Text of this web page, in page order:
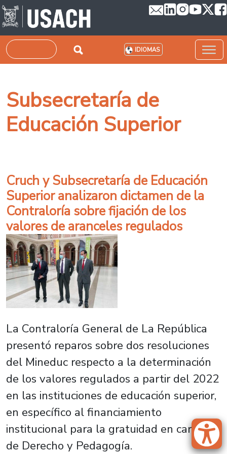
Pasar al contenido principal
Buscar IDIOMAS
Subsecretaría de
Educación Superior
Cruch y Subsecretaría de Educación
Superior analizaron dictamen de la
Contraloría sobre fijación de los
valores de aranceles regulados
La Contraloría General de La República
presentó reparos sobre dos resoluciones
del Mineduc respecto a la determinación
de los valores regulados a partir del 2022
en las instituciones de educación superior,
en específico al financiamiento
institucional para la gratuidad en carreras
de Derecho y Pedagogía.